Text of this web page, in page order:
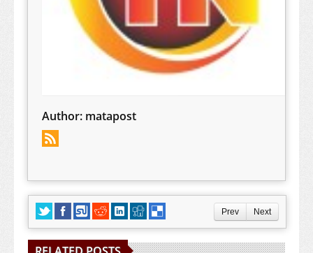
Author: matapost
Prev Next